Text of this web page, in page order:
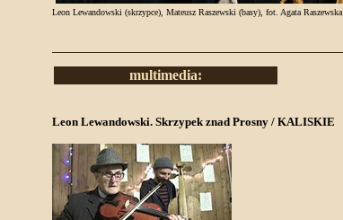
Leon Lewandowski (skrzypce), Mateusz Raszewski (basy), fot. Agata Raszewska
multimedia:
Leon Lewandowski. Skrzypek znad Prosny / KALISKIE